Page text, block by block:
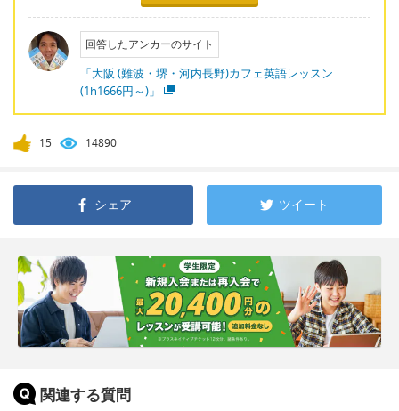
回答したアンカーのサイト
「大阪 (難波・堺・河内長野)カフェ英語レッスン
(1h1666円～)」
15 14890
シェア ツイート
関連する質問